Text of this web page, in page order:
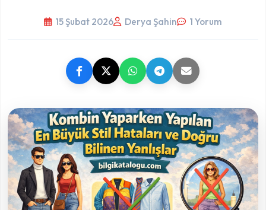
15 Şubat 2026 Derya Şahin 1 Yorum